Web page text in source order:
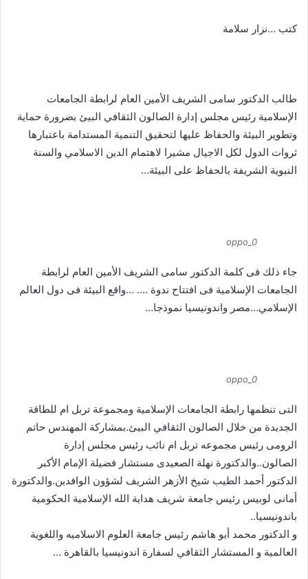
كتب …نزار سلامة
طالب الدكتور سامى الشريف الأمين العام لرابطة الجامعات
الإسلامية رئيس مجلس إدارة الصالون الثقافي البيئ بضرورة حماية
وتطوير البيئة والحفاظ عليها لتحقيق التنمية المستدامة باعتبارها
ثروات الدول لكل الاجيال مشيرا لاهتمام الدين الاسلامي والسنة
النبوية الشريفة بالحفاظ على البيئة…
oppo_0
جاء ذلك فى كلمة الدكتور سامى الشريف الأمين العام لرابطة
الجامعات الإسلامية فى افتتاح ندوة …. …واقع البيئة فى دول العالم
الإسلامي…مصر واندونيسيا نموذجا…
oppo_0
التى تنظمها رابطة الجامعات الإسلامية ومجموعة تربل ام للطاقة
الجديدة من خلال الصالون الثقافي البيئ.بمشاركة المهندس حاتم
الرومى رئيس مجموعه تربل ام نائب رئيس مجلس إدارة
الصالون..والدكتورة نهلة الصعيدى مستشار فضيلة الإمام الأكبر
الدكتور أحمد الطيب شيخ الأزهر الشريف لشؤون الوافدين.والدكتورة
أمانى لوبيس رئيس جامعة شريف هداية الله الإسلامية الحكومية
باندونيسيا..
و الدكتور محمد أبو هاشم رئيس جامعة العلوم الاسلاميه واللغوية
العالمية و المستشار الثقافي لسفارة اندونيسيا بالقاهرة …